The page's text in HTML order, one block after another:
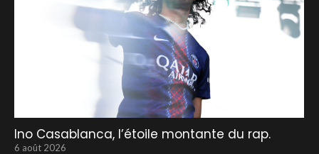
Ino Casablanca, l’étoile montante du rap.
6 août 2026